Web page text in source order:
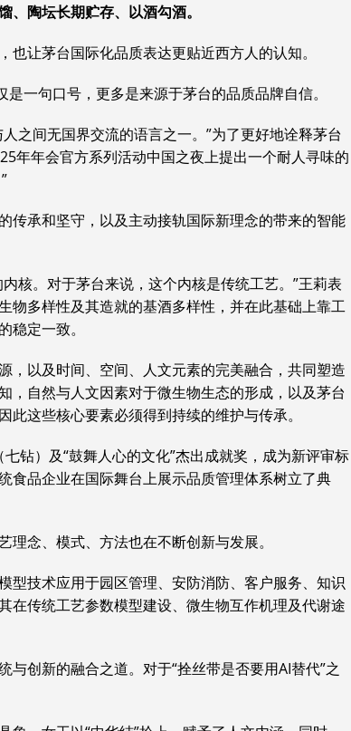
陶坛长期贮存、以酒勾酒。
让茅台国际化品质表达更贴近西方人的认知。
一句口号，更多是来源于茅台的品质品牌自信。
之间无国界交流的语言之一。”为了更好地诠释茅台
年年会官方系列活动中国之夜上提出一个耐人寻味的
传承和坚守，以及主动接轨国际新理念的带来的智能
核。对于茅台来说，这个内核是传统工艺。”王莉表
物多样性及其造就的基酒多样性，并在此基础上靠工
稳定一致。
，以及时间、空间、人文元素的完美融合，共同塑造
，自然与人文因素对于微生物生态的形成，以及茅台
这些核心要素必须得到持续的维护与传承。
钻）及“鼓舞人心的文化”杰出成就奖，成为新评审标
食品企业在国际舞台上展示品质管理体系树立了典
念、模式、方法也在不断创新与发展。
型技术应用于园区管理、安防消防、客户服务、知识
在传统工艺参数模型建设、微生物互作机理及代谢途
创新的融合之道。对于“拴丝带是否要用AI替代”之